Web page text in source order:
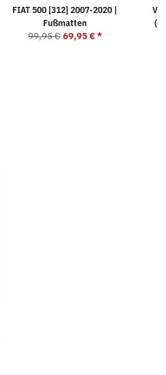
FIAT 500 [312] 2007-2020 |
Fußmatten
99,95 € 69,95 €*